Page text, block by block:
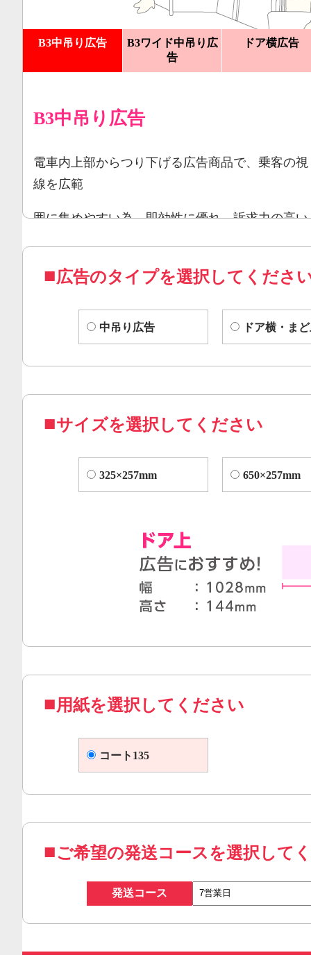
B3中吊り広告
B3ワイド中吊り広
告
ドア横広告
B3中吊り広告
電車内上部からつり下げる広告商品で、乗客の視
線を広範
囲に集めやすい為、即効性に優れ、訴求力の高い
「Ｂ3 ワイド中吊り広告」の半分のサイズ。
広告のタイプを選択してくださ
中吊り広告 ドア横・ま
サイズを選択してください
325×257mm 650×257mm
用紙を選択してください
コート135
ご希望の発送コースを選択して
発送コース